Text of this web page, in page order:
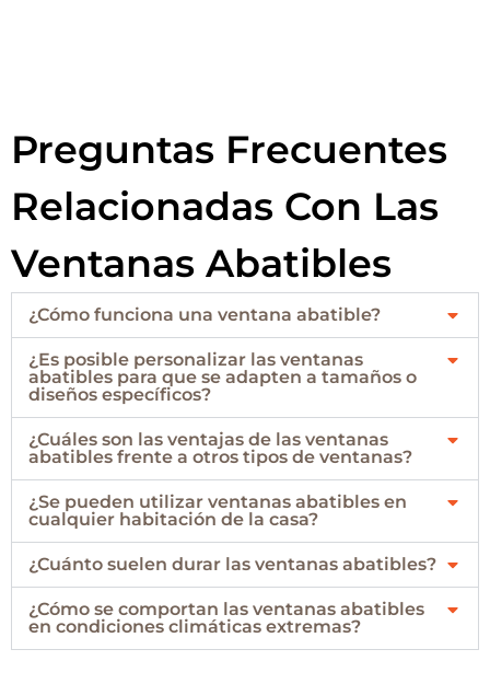
Preguntas Frecuentes
Relacionadas Con Las
Ventanas Abatibles
¿Cómo funciona una ventana abatible?
¿Es posible personalizar las ventanas
abatibles para que se adapten a tamaños o
diseños específicos?
¿Cuáles son las ventajas de las ventanas
abatibles frente a otros tipos de ventanas?
¿Se pueden utilizar ventanas abatibles en
cualquier habitación de la casa?
¿Cuánto suelen durar las ventanas abatibles?
¿Cómo se comportan las ventanas abatibles
en condiciones climáticas extremas?